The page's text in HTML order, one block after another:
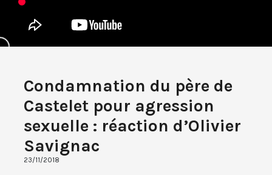
Condamnation du père de
Castelet pour agression
sexuelle : réaction d’Olivier
Savignac
23/11/2018